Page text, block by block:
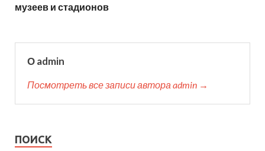
музеев и стадионов
О admin
Посмотреть все записи автора admin →
ПОИСК